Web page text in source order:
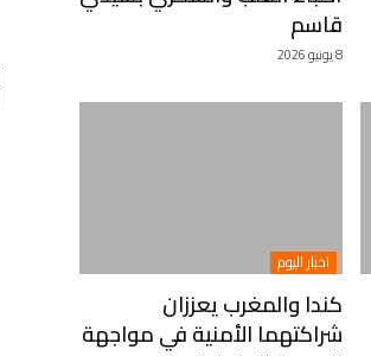
قاسم
8 يونيو 2026
اخبار اليوم
كندا والمغرب يعززان
شراكتهما الأمنية في مواجهة